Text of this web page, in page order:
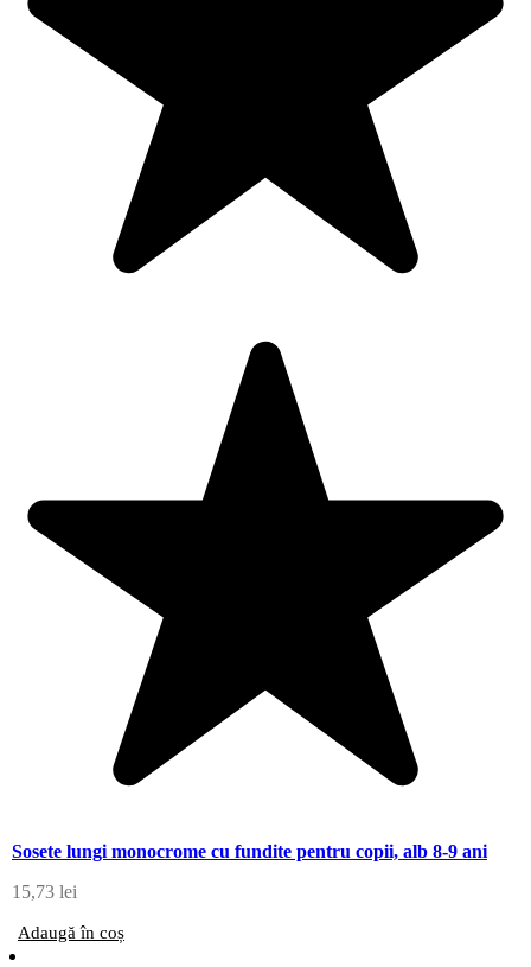
Sosete lungi monocrome cu fundite pentru copii, alb 8-9 ani
15,73 lei
Adaugă în coș